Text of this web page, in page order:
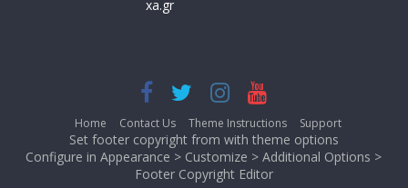
xa.gr
Home Contact Us Theme Instructions Support
Set footer copyright from with theme options
Configure in Appearance > Customize > Additional Options >
Footer Copyright Editor